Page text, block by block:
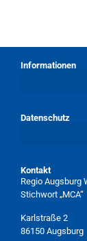
Informationen
Datenschutz
Kontakt
Regio Augsburg
Stichwort „MCA“
Karlstraße 2
86150 Augsburg